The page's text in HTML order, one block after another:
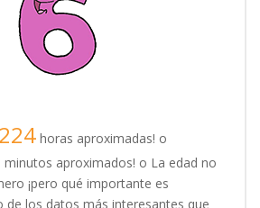
horas aproximadas! o
minutos aproximados! o La edad no
¡pero qué importante es
de los datos más interesantes que